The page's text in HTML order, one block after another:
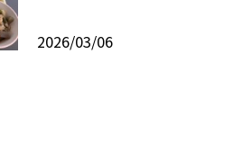
2026/03/06